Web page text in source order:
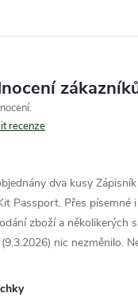
recenze
dva kusy
Passport. Přes písemné
zboží a několikerých
nic nezměnilo.